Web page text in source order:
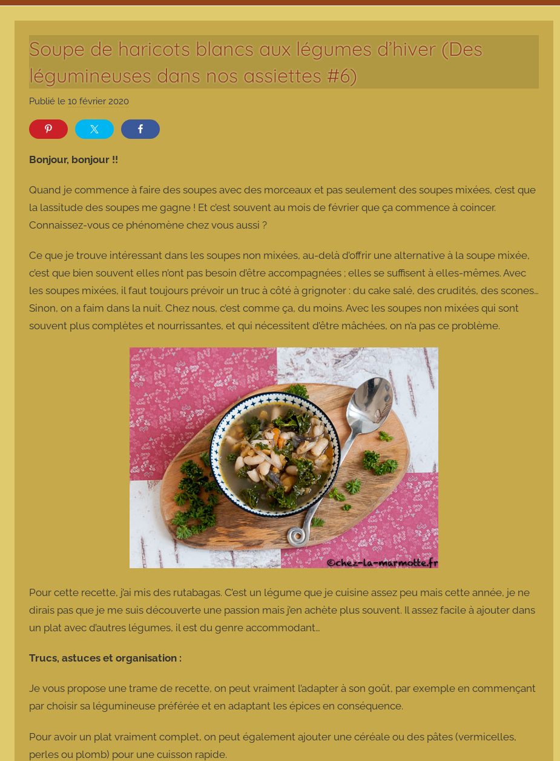
Soupe de haricots blancs aux légumes d’hiver (Des
légumineuses dans nos assiettes #6)
Publié le 10 février 2020
m
o
t
e
Bonjour, bonjour !!
Quand je commence à faire des soupes avec des morceaux et pas seulement des soupes mixées, c’est que
la lassitude des soupes me gagne ! Et c’est souvent au mois de février que ça commence à coincer.
Connaissez-vous ce phénomène chez vous aussi ?
Ce que je trouve intéressant dans les soupes non mixées, au-delà d’offrir une alternative à la soupe mixée,
c’est que bien souvent elles n’ont pas besoin d’être accompagnées ; elles se suffisent à elles-mêmes. Avec
les soupes mixées, il faut toujours prévoir un truc à côté à grignoter : du cake salé, des crudités, des scones…
Sinon, on a faim dans la nuit. Chez nous, c’est comme ça, du moins. Avec les soupes non mixées qui sont
souvent plus complètes et nourrissantes, et qui nécessitent d’être mâchées, on n’a pas ce problème.
Pour cette recette, j’ai mis des rutabagas. C’est un légume que je cuisine assez peu mais cette année, je ne
dirais pas que je me suis découverte une passion mais j’en achète plus souvent. Il assez facile à ajouter dans
un plat avec d’autres légumes, il est du genre accommodant…
Trucs, astuces et organisation :
Je vous propose une trame de recette, on peut vraiment l’adapter à son goût, par exemple en commençant
par choisir sa légumineuse préférée et en adaptant les épices en conséquence.
Pour avoir un plat vraiment complet, on peut également ajouter une céréale ou des pâtes (vermicelles,
perles ou plomb) pour une cuisson rapide.